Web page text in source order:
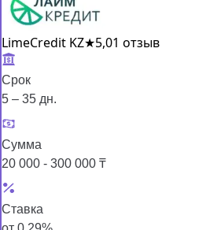
LimeCredit KZ★5,01 отзыв
Срок
5 – 35 дн.
Сумма
20 000 - 300 000 ₸
Ставка